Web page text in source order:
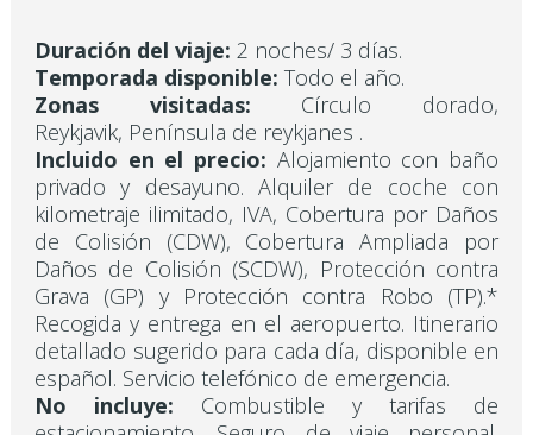
Duración del viaje: 2 noches/ 3 días.
Temporada disponible: Todo el año.
Zonas visitadas: Círculo dorado,
Reykjavik, Península de reykjanes .
Incluido en el precio: Alojamiento con baño
privado y desayuno. Alquiler de coche con
kilometraje ilimitado, IVA, Cobertura por Daños
de Colisión (CDW), Cobertura Ampliada por
Daños de Colisión (SCDW), Protección contra
Grava (GP) y Protección contra Robo (TP).*
Recogida y entrega en el aeropuerto. Itinerario
detallado sugerido para cada día, disponible en
español. Servicio telefónico de emergencia.
No incluye: Combustible y tarifas de